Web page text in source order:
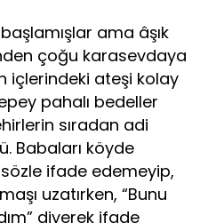
ama âşık
çoğu karasevdaya
içlerindeki ateşi kolay
pahalı bedeller
sıradan adi
Babaları köyde
ifade edemeyip,
uzatırken, “Bunu
diyerek ifade